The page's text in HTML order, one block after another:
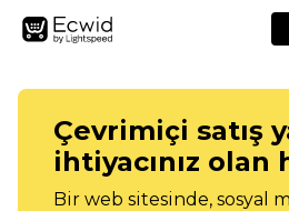
Çevrimiçi satış
ihtiyacınız olan
Bir web sitesinde, sosyal